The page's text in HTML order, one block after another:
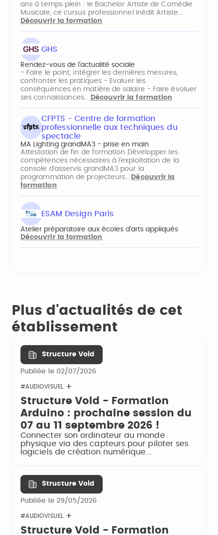
ans à temps plein : le Bachelor Artiste de Comédie
Musicale, ce cursus professionnel inédit Artiste…
Découvrir la formation
GHS
Rendez-vous de l'actualité sociale
- Faire le point, intégrer les dernières mesures,
confronter les pratiques - Evaluer les
conséquences en matière de salaire - Faire évoluer
ses connaissances… Découvrir la formation
CFPTS - Centre de formation
professionnelle aux techniques du
spectacle
MA Lighting grandMA3 - prise en main
Attestation de fin de formation Développer les
compétences nécessaires à l’exploitation de la
console d’asservis grandMA3 pour la
programmation de projecteurs… Découvrir la
formation
ESAM Design Paris
Atelier préparatoire aux écoles d'arts appliqués
Découvrir la formation
Plus d'actualités de cet
établissement
Structure Void
Publiée le 02/07/2026
#AUDIOVISUEL
Structure Void - Formation
Arduino : prochaine session du
07 au 11 septembre 2026 !
Connecter son ordinateur au monde
physique via des capteurs pour piloter ses
logiciels de création numérique...
Structure Void
Publiée le 29/05/2026
#AUDIOVISUEL
Structure Void - Formation